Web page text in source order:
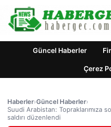
Güncel Haberler
Çerez
Haberler›Güncel Haberler›
Suudi Arabistan: Topraklarımıza
saldırı düzenlendi